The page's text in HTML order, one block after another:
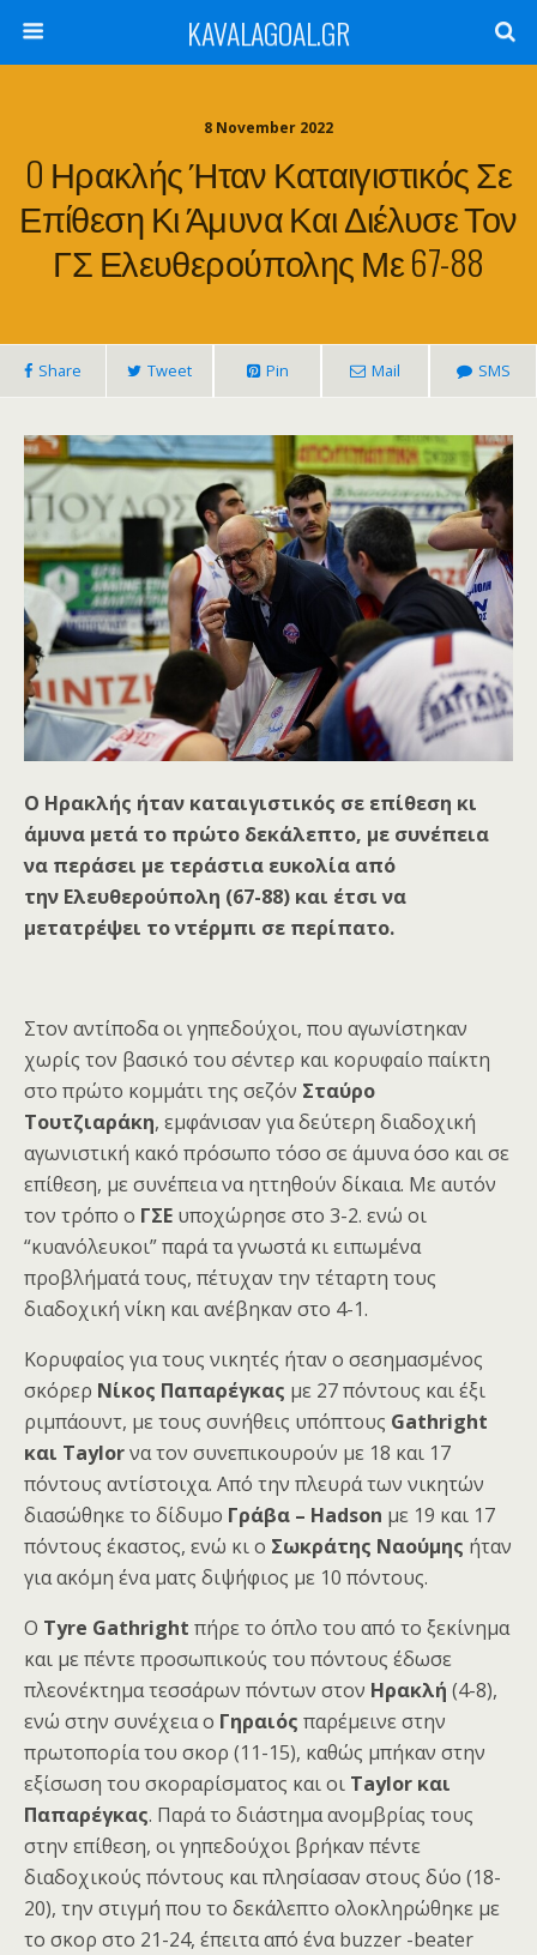
KAVALAGOAL.GR
8 November 2022
O Ηρακλής Ήταν Καταιγιστικός Σε
Επίθεση Κι Άμυνα Και Διέλυσε Τον
ΓΣ Ελευθερούπολης Με 67-88
Share Tweet Pin Mail SMS
O Ηρακλής ήταν καταιγιστικός σε επίθεση κι
άμυνα μετά το πρώτο δεκάλεπτο, με συνέπεια
να περάσει με τεράστια ευκολία από
την Ελευθερούπολη (67-88) και έτσι να
μετατρέψει το ντέρμπι σε περίπατο.
Στον αντίποδα οι γηπεδούχοι, που αγωνίστηκαν
χωρίς τον βασικό του σέντερ και κορυφαίο παίκτη
στο πρώτο κομμάτι της σεζόν Σταύρο
Τουτζιαράκη, εμφάνισαν για δεύτερη διαδοχική
αγωνιστική κακό πρόσωπο τόσο σε άμυνα όσο και σε
επίθεση, με συνέπεια να ηττηθούν δίκαια. Με αυτόν
τον τρόπο ο ΓΣΕ υποχώρησε στο 3-2. ενώ οι
“κυανόλευκοι” παρά τα γνωστά κι ειπωμένα
προβλήματά τους, πέτυχαν την τέταρτη τους
διαδοχική νίκη και ανέβηκαν στο 4-1.
Κορυφαίος για τους νικητές ήταν ο σεσημασμένος
σκόρερ Νίκος Παπαρέγκας με 27 πόντους και έξι
ριμπάουντ, με τους συνήθεις υπόπτους Gathright
και Taylorνα τον συνεπικουρούν με 18 και 17
πόντους αντίστοιχα. Από την πλευρά των νικητών
διασώθηκε το δίδυμο Γράβα – Hadson με 19 και 17
πόντους έκαστος, ενώ κι ο Σωκράτης Ναούμης ήταν
για ακόμη ένα ματς διψήφιος με 10 πόντους.
O Tyre Gathright πήρε το όπλο του από το ξεκίνημα
και με πέντε προσωπικούς του πόντους έδωσε
πλεονέκτημα τεσσάρων πόντων στον Ηρακλή (4-8),
ενώ στην συνέχεια ο Γηραιός παρέμεινε στην
πρωτοπορία του σκορ (11-15), καθώς μπήκαν στην
εξίσωση του σκοραρίσματος και οι Taylor και
Παπαρέγκας. Παρά το διάστημα ανομβρίας τους
στην επίθεση, οι γηπεδούχοι βρήκαν πέντε
διαδοχικούς πόντους και πλησίασαν στους δύο (18-
20), την στιγμή που το δεκάλεπτο ολοκληρώθηκε με
το σκορ στο 21-24, έπειτα από ένα buzzer -beater